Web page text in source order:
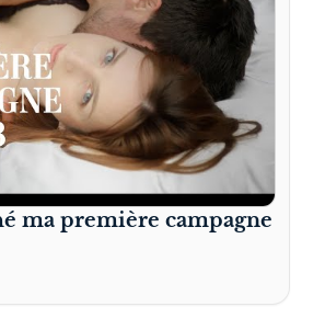
ma première campagne